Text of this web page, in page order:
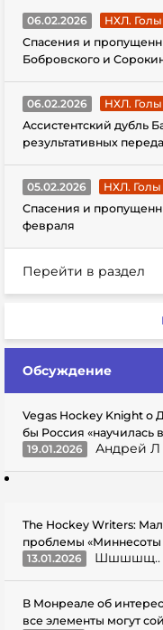
06.02.2026
НХЛ.
Спасения и
Бобровского и
06.02.2026
НХЛ.
Ассистентский дубль
результативных
05.02.2026
НХЛ. Голы
Спасения и
февраля
Перейти в раздел
Обсуждение
Vegas Hockey Knight о
бы Россия «научилась
19.01.2026
Андрей Л
The Hockey Writers:
проблемы «Миннесоты
13.01.2026
Шшшшщ..
В Монреале об
все элементы могут